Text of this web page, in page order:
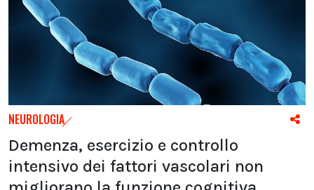
NEUROLOGIA
Demenza, esercizio e controllo
intensivo dei fattori vascolari non